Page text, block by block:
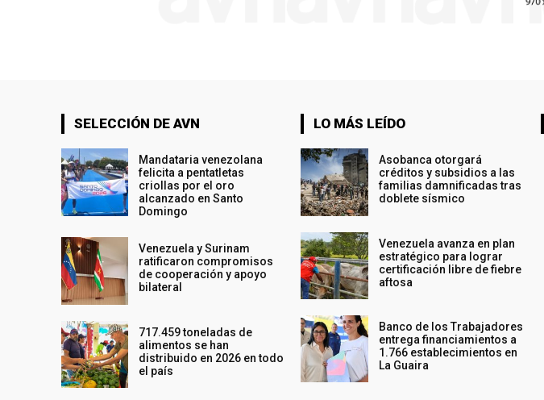
SELECCIÓN DE AVN
Mandataria venezolana
felicita a pentatletas
criollas por el oro
alcanzado en Santo
Domingo
Venezuela y Surinam
ratificaron compromisos
de cooperación y apoyo
bilateral
717.459 toneladas de
alimentos se han
distribuido en 2026 en todo
el país
LO MÁS LEÍDO
Asobanca otorgará
créditos y subsidios a las
familias damnificadas tras
doblete sísmico
Venezuela avanza en plan
estratégico para lograr
certificación libre de fiebre
aftosa
Banco de los Trabajadores
entrega financiamientos a
1.766 establecimientos en
La Guaira